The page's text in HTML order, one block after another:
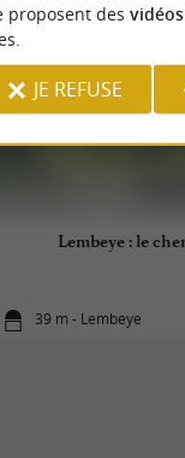
Lembeye : le
39 m - Lembeye
proposent des vidéos
JE REFUSE